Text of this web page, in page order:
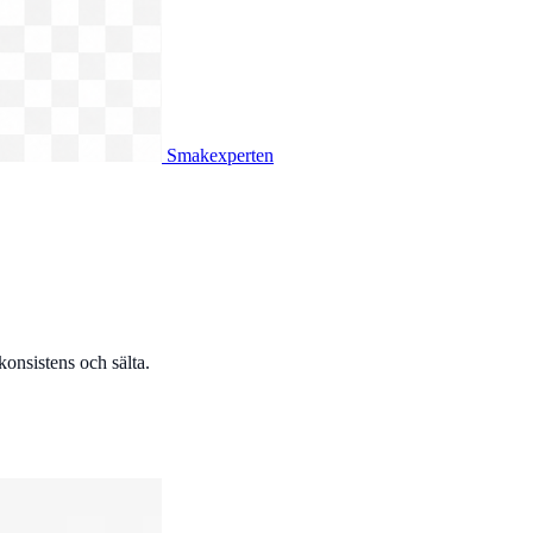
Smakexperten
och sälta.